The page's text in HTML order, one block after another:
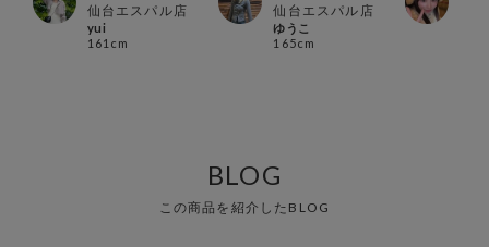
仙台エスパル店
yui
161cm
仙台エスパル店
ゆうこ
165cm
BLOG
この商品を紹介したBLOG